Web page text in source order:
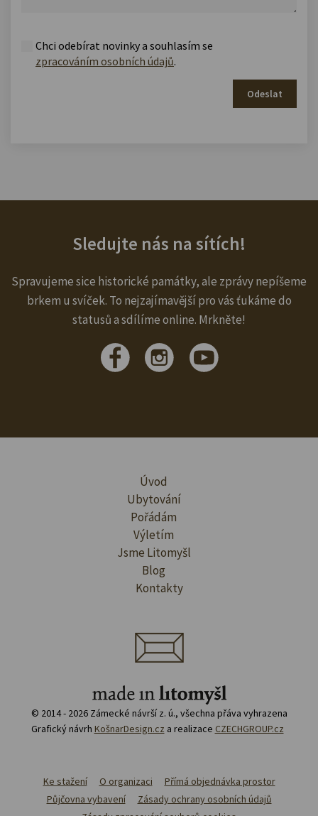
Chci odebírat novinky a souhlasím se
zpracováním osobních údajů.
Odeslat
Sledujte nás na sítích!
Spravujeme sice historické památky, ale zprávy nepíšeme
brkem u svíček. To nejzajímavější pro vás ťukáme do
statusů a sdílíme online. Mrkněte!
Úvod
Ubytování
Pořádám
Výletím
Jsme Litomyšl
Blog
Kontakty
© 2014 - 2026 Zámecké návrší z. ú., všechna přáva vyhrazena
Grafický návrh KošnarDesign.cz a realizace CZECHGROUP.cz
Ke stažení O organizaci
Přímá objednávka prostor
Půjčovna vybavení
Zásady ochrany osobních údajů